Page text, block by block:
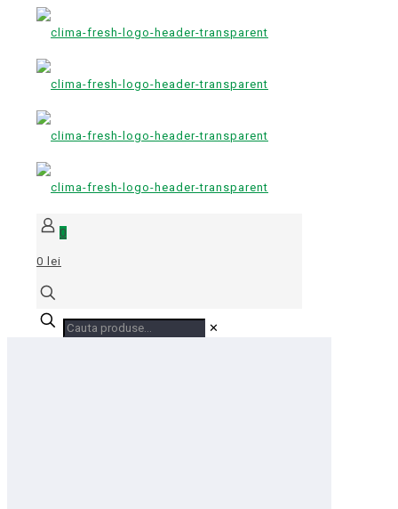
0
0 lei
✕